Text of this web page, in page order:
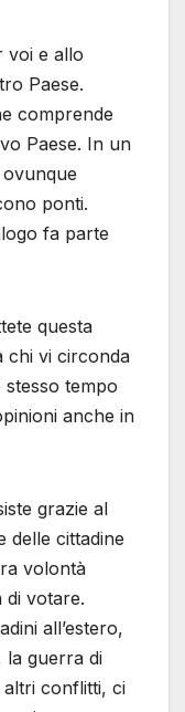
voi e allo
Paese.
comprende
Paese. In un
ponti.
fa parte
questa
chi vi circonda
stesso tempo
anche in
grazie al
delle cittadine
volontà
di votare.
all’estero,
la guerra di
conflitti, ci